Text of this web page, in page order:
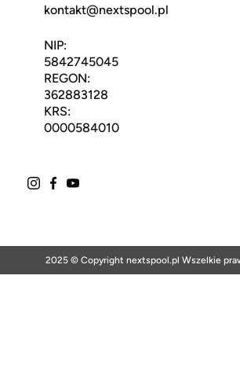
kontakt@nextspool.pl
NIP:
5842745045
REGON:
362883128
KRS:
0000584010